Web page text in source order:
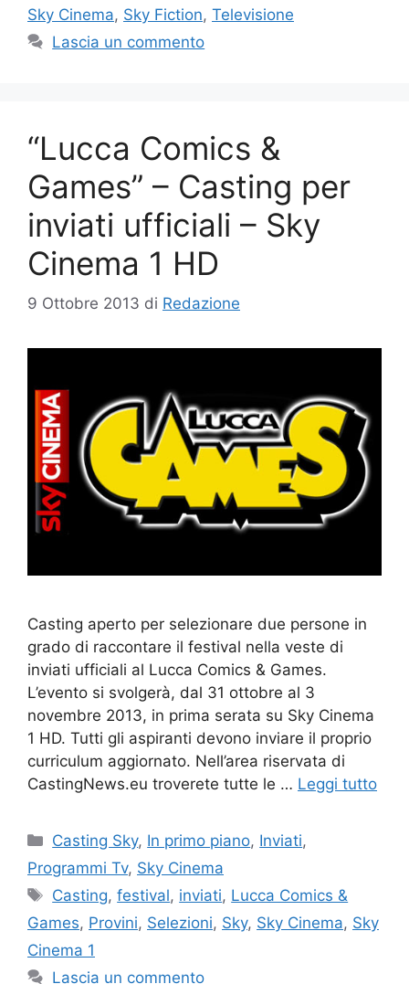
Sky Cinema, Sky Fiction, Televisione
Lascia un commento
“Lucca Comics &
Games” – Casting per
inviati ufficiali – Sky
Cinema 1 HD
9 Ottobre 2013 di Redazione
Casting aperto per selezionare due persone in
grado di raccontare il festival nella veste di
inviati ufficiali al Lucca Comics & Games.
L’evento si svolgerà, dal 31 ottobre al 3
novembre 2013, in prima serata su Sky Cinema
1 HD. Tutti gli aspiranti devono inviare il proprio
curriculum aggiornato. Nell’area riservata di
CastingNews.eu troverete tutte le … Leggi tutto
Categorie
Casting Sky, In primo piano, Inviati,
Programmi Tv, Sky Cinema
Tag
Casting,festival, inviati, Lucca Comics &
Games, Provini, Selezioni, Sky, Sky Cinema, Sky
Cinema 1
Lascia un commento